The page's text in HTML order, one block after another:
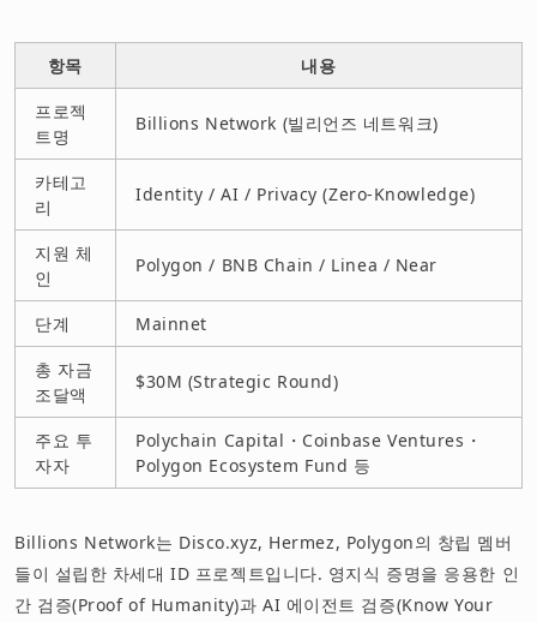
항목
내용
프로젝
트명
Billions Network (빌리언즈 네트워크)
카테고
리
Identity / AI / Privacy (Zero-Knowledge)
지원 체
인
Polygon / BNB Chain / Linea / Near
단계
Mainnet
총 자금
조달액
$30M (Strategic Round)
주요 투
자자
Polychain Capital・Coinbase Ventures・
Polygon Ecosystem Fund 등
Billions Network는 Disco.xyz, Hermez, Polygon의 창립 멤버
들이 설립한 차세대 ID 프로젝트입니다. 영지식 증명을 응용한 인
간 검증(Proof of Humanity)과 AI 에이전트 검증(Know Your